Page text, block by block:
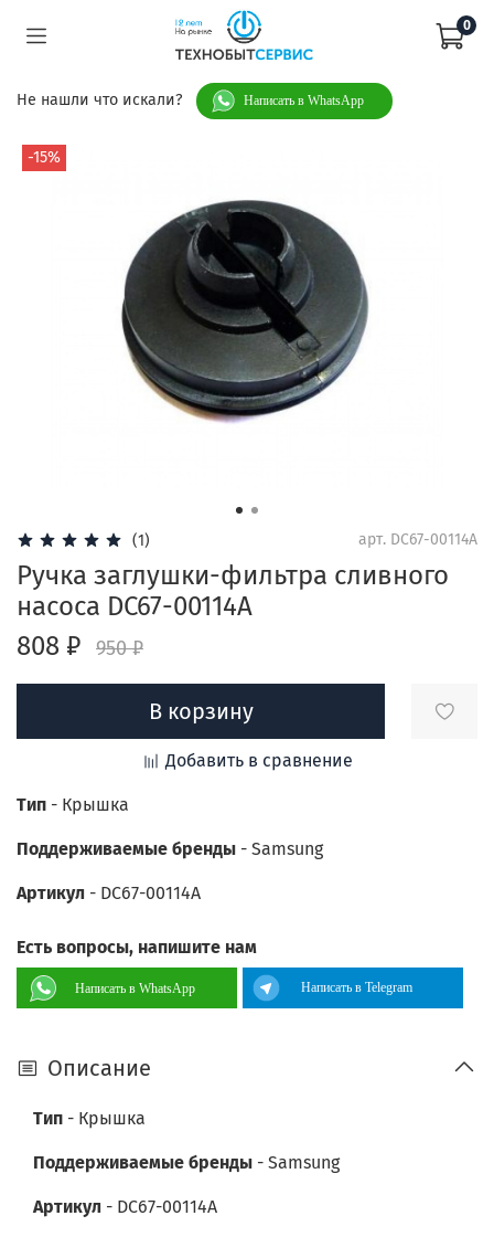
0
Не нашли что искали? Написать в WhatsApp
-15%
(1) арт. DC67-00114A
Ручка заглушки-фильтра сливного
насоса DC67-00114A
808 ₽
950 ₽
В корзину
Добавить в сравнение
Тип - Крышка
Поддерживаемые бренды - Samsung
Артикул - DC67-00114A
Есть вопросы, напишите нам
Написать в WhatsApp Написать в Telegram
Описание
Тип - Крышка
Поддерживаемые бренды - Samsung
Артикул - DC67-00114A